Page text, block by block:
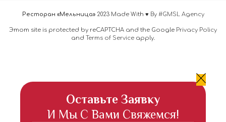
Ресторан «Мельница» 2023 Made With ♥ By #GMSL Agency
Этот site is protected by reCAPTCHA and the Google Privacy Policy
and
Terms of Service apply.
Оставьте Заявку
И Мы С Вами Свяжемся!